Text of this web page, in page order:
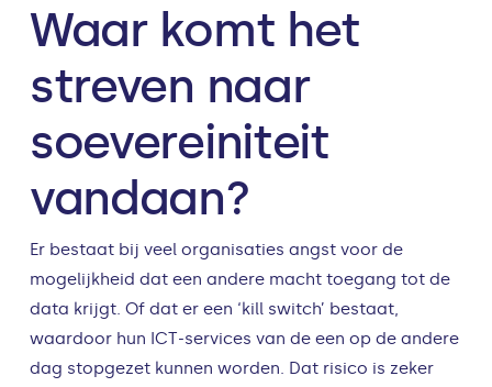
Waar komt het
streven naar
soevereiniteit
vandaan?
Er bestaat bij veel organisaties angst voor de
mogelijkheid dat een andere macht toegang tot de
data krijgt. Of dat er een ‘kill switch’ bestaat,
waardoor hun ICT-services van de een op de andere
dag stopgezet kunnen worden. Dat risico is zeker